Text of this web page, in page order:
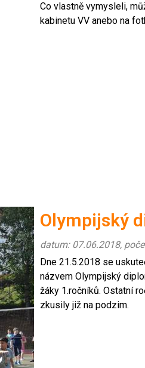
Co vlastně vymysleli,
kabinetu VV anebo na
Olympijský
datum: 07.06.2018,
Dne 21.5.2018 se
názvem Olympijský
žáky 1.ročníků. Ostatní
zkusily již na podzim.